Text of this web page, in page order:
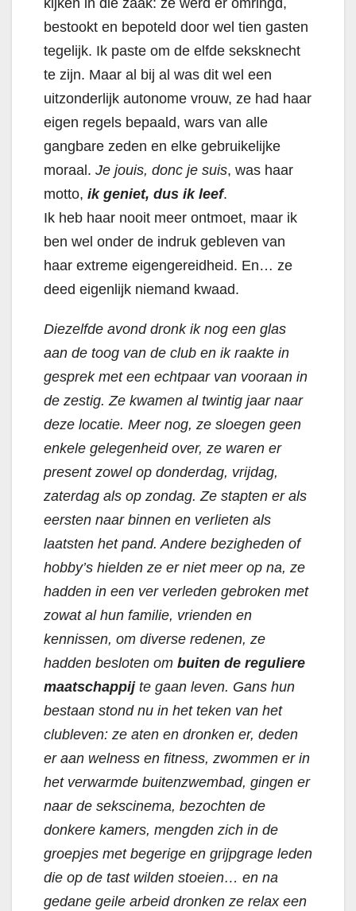
kijken in die zaak: ze werd er omringd,
bestookt en bepoteld door wel tien gasten
tegelijk. Ik paste om de elfde seksknecht
te zijn. Maar al bij al was dit wel een
uitzonderlijk autonome vrouw, ze had haar
eigen regels bepaald, wars van alle
gangbare zeden en elke gebruikelijke
moraal. Je jouis, donc je suis, was haar
motto, ik geniet, dus ik leef.
Ik heb haar nooit meer ontmoet, maar ik
ben wel onder de indruk gebleven van
haar extreme eigengereidheid. En… ze
deed eigenlijk niemand kwaad.
Diezelfde avond dronk ik nog een glas
aan de toog van de club en ik raakte in
gesprek met een echtpaar van vooraan in
de zestig. Ze kwamen al twintig jaar naar
deze locatie. Meer nog, ze sloegen geen
enkele gelegenheid over, ze waren er
present zowel op donderdag, vrijdag,
zaterdag als op zondag. Ze stapten er als
eersten naar binnen en verlieten als
laatsten het pand. Andere bezigheden of
hobby’s hielden ze er niet meer op na, ze
hadden in een ver verleden gebroken met
zowat al hun familie, vrienden en
kennissen, om diverse redenen, ze
hadden besloten om buiten de reguliere
maatschappijte gaan leven. Gans hun
bestaan stond nu in het teken van het
clubleven: ze aten en dronken er, deden
er aan welness en fitness, zwommen er in
het verwarmde buitenzwembad, gingen er
naar de sekscinema, bezochten de
donkere kamers, mengden zich in de
groepjes met begerige en grijpgrage leden
die op de tast wilden stoeien… en na
gedane geile arbeid dronken ze relax een